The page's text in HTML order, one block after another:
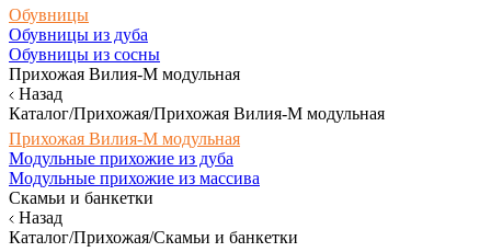
Обувницы
Обувницы из дуба
Обувницы из сосны
Прихожая Вилия-М модульная
Назад
Каталог/Прихожая/Прихожая Вилия-М модульная
Прихожая Вилия-М модульная
Модульные прихожие из дуба
Модульные прихожие из массива
Скамьи и банкетки
Назад
Каталог/Прихожая/Скамьи и банкетки